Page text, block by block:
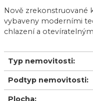
Nově zrekonstruované
vybaveny moderními
chlazení a
Typ nemovitosti:
Podtyp nemovitosti:
Plocha: